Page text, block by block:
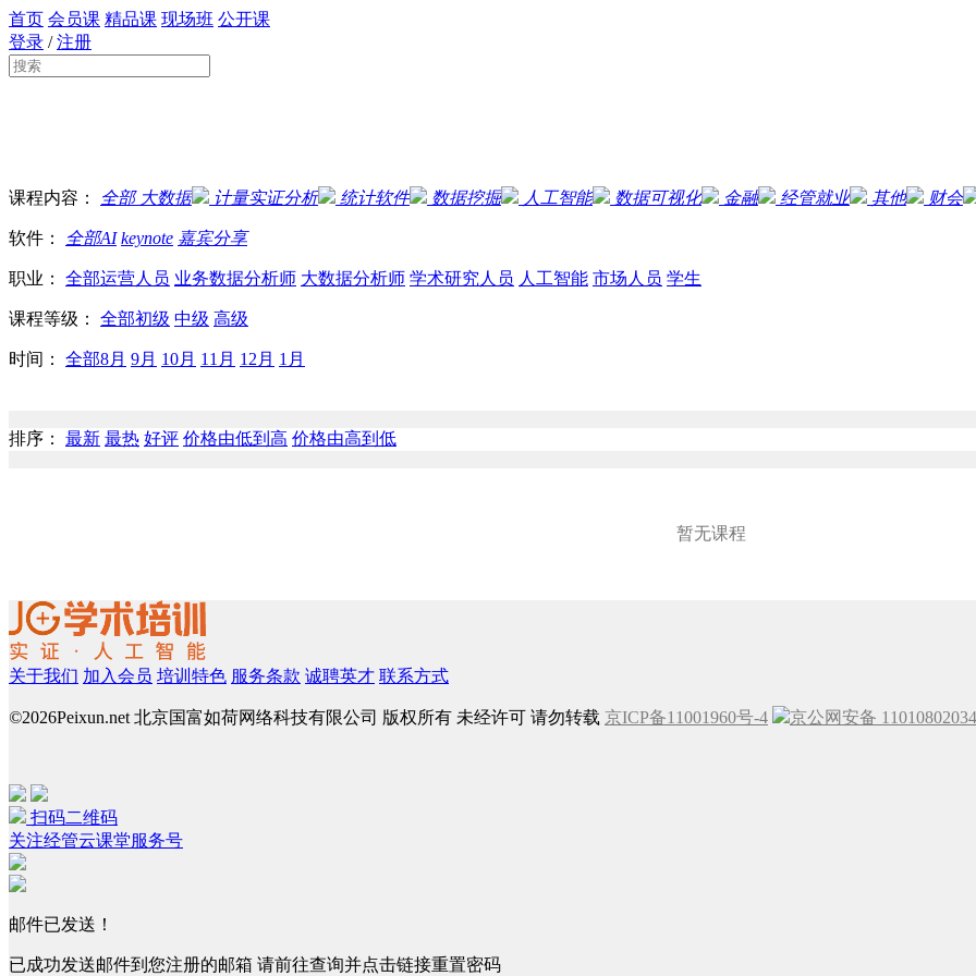
首页 会员课 精品课 现场班 公开课
登录 /注册
课程内容： 全部大数据 计量实证分析 统计软件 数据挖掘 人工智能 数据可视化 金融 经管就业 其他 财会
软件： 全部AI keynote 嘉宾分享
职业： 全部运营人员 业务数据分析师 大数据分析师 学术研究人员 人工智能 市场人员 学生
课程等级： 全部初级 中级 高级
时间： 全部8月 9月 10月 11月 12月 1月
排序： 最新 最热 好评 价格由低到高 价格由高到低
暂无课程
关于我们 加入会员 培训特色 服务条款 诚聘英才 联系方式
©2026Peixun.net 北京国富如荷网络科技有限公司 版权所有 未经许可 请勿转载 京ICP备11001960号-4 京公网安备
扫码二维码
关注经管云课堂服务号
邮件已发送！
已成功发送邮件到您注册的邮箱 请前往查询并点击链接重置密码